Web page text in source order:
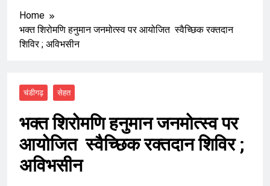
Home
भक्त शिरोमणि हनुमान जनमोत्स्व पर आयोजित स्वैच्छिक रक्तदान
शिविर ; अविभसीन
चंडीगढ़ सेहत
भक्त शिरोमणि हनुमान जनमोत्स्व पर
आयोजित स्वैच्छिक रक्तदान शिविर ;
अविभसीन